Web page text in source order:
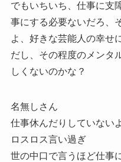
でもいちいち、仕事に支
事にする必要ないだろ、
よ、好きな芸能人の幸せ
だし、その程度のメンタ
しくないのかな？
名無しさん
仕事休んだりしていない
ロスロス言い過ぎ
世の中口で言うほど仕事